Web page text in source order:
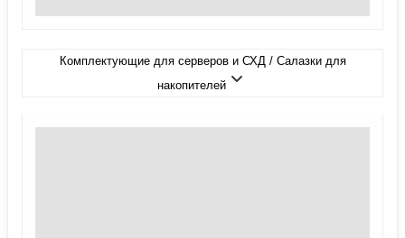
Комплектующие для серверов и СХД / Салазки для
накопителей